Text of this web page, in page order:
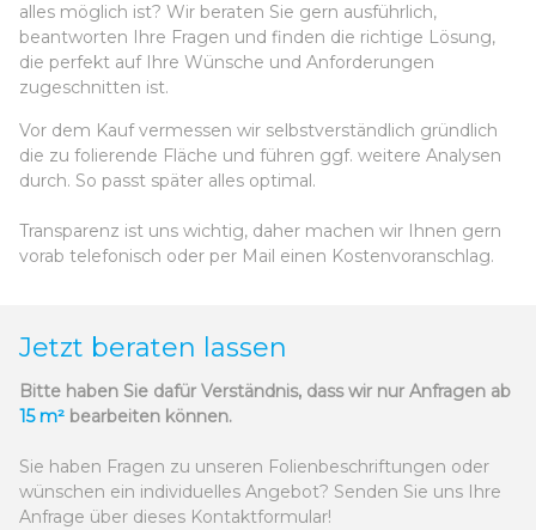
alles möglich ist? Wir beraten Sie gern ausführlich,
beantworten Ihre Fragen und finden die richtige Lösung,
die perfekt auf Ihre Wünsche und Anforderungen
zugeschnitten ist.
Vor dem Kauf vermessen wir selbstverständlich gründlich
die zu folierende Fläche und führen ggf. weitere Analysen
durch. So passt später alles optimal.
Transparenz ist uns wichtig, daher machen wir Ihnen gern
vorab telefonisch oder per Mail einen Kostenvoranschlag.
Jetzt beraten lassen
Bitte haben Sie dafür Verständnis, dass wir nur Anfragen ab
15 m² bearbeiten können.
Sie haben Fragen zu unseren Folienbeschriftungen oder
wünschen ein individuelles Angebot? Senden Sie uns Ihre
Anfrage über dieses Kontaktformular!